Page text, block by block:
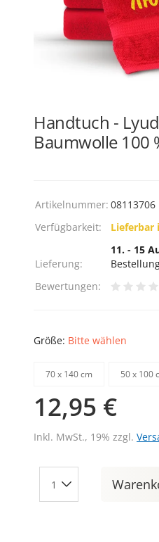
Handtuch -
Baumwolle 100
Artikelnummer: 08113706
Verfügbarkeit:
Lieferbar
Lieferung:
11. - 15
Bewertungen:
Größe: Bitte wählen
70 х 140 cm 50 х 100
12,95 €
Inkl. MwSt., 19% zzgl.